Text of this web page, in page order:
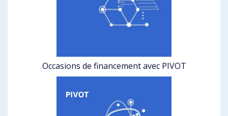
Occasions de financement avec PIVOT